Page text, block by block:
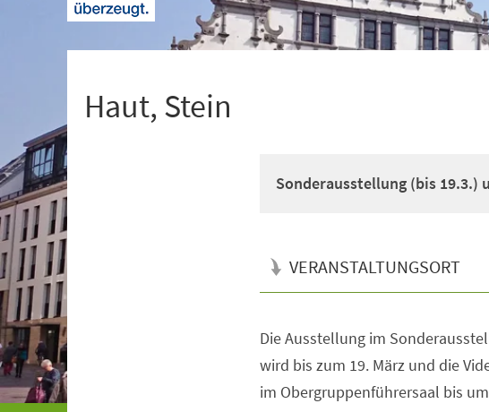
Haut, Stein
Sonderausstellung (bis 19.3.)
VERANSTALTUNGSORT
Die Ausstellung im
wird bis zum 19. März und die
im Obergruppenführersaal bis